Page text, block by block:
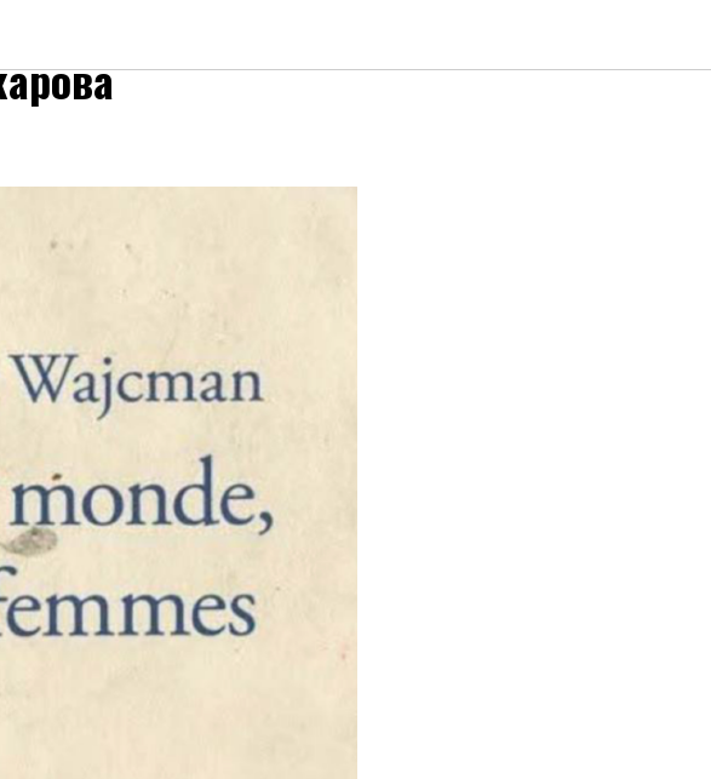
"Сериал, мир,